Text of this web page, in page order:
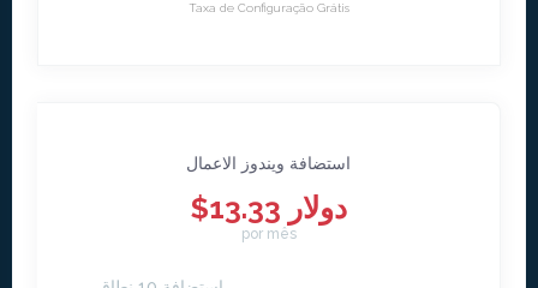
Taxa de Configuração Grátis
استضافة ويندوز الاعمال
$13.33 دولار
por mês